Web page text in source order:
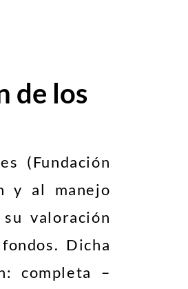
de los
(Fundación
y al manejo
valoración
Dicha
completa –